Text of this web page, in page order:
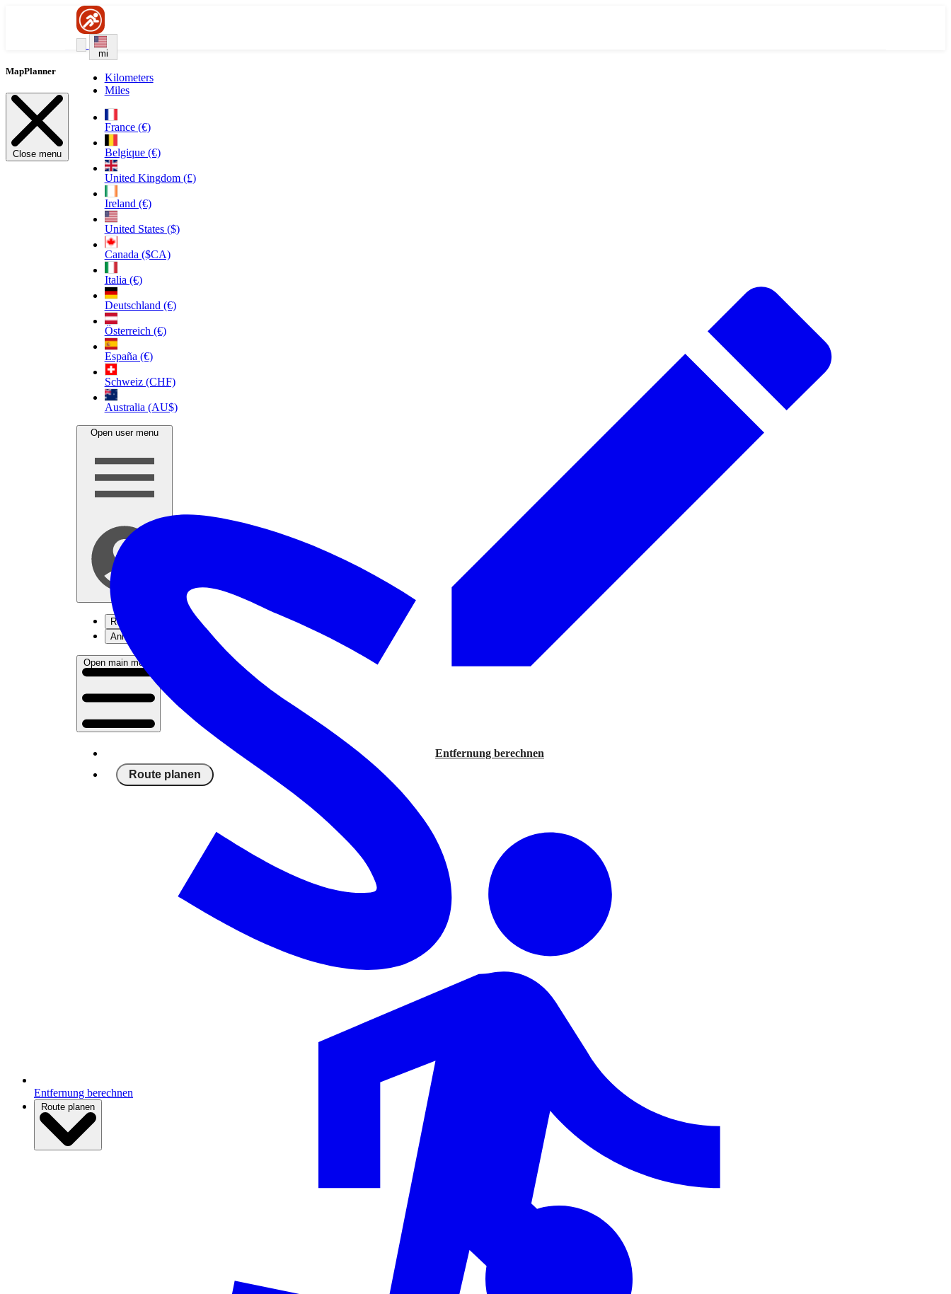
mi
Kilometers
Miles
France (€)
Belgique (€)
United Kingdom (£)
Ireland (€)
United States ($)
Canada ($CA)
Italia (€)
Deutschland (€)
Österreich (€)
España (€)
Schweiz (CHF)
Australia (AU$)
Open user menu
Registrieren
Anmelden
Open main menu
Entfernung berechnen
Route planen
MapPlanner
Close menu
Entfernung berechnen
Route planen